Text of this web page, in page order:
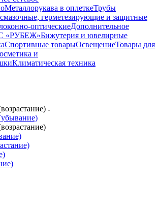
Металлорукава в оплеткеТрубы
герметезирующие и защитные
оптическиеДополнительное
«РУБЕЖ»Бижутерия и ювелирные
Спортивные товарыОсвещениеТовары для
и
Климатическая техника